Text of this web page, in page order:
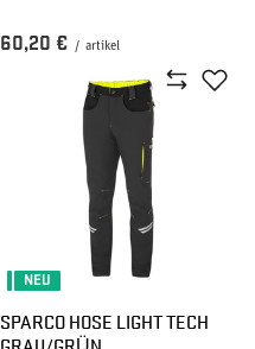
60,20 € / artikel
NEU
SPARCO HOSE LIGHT TECH